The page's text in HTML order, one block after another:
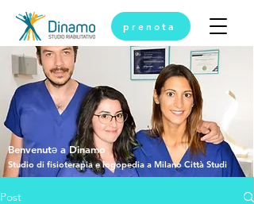
Benvenutǝ a Dinamo
Studio di fisioterapia e logopedia a Milano Città Studi
prenota
Post